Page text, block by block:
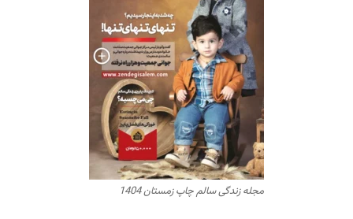
مجله زندگی سالم چاپ زمستان 1404